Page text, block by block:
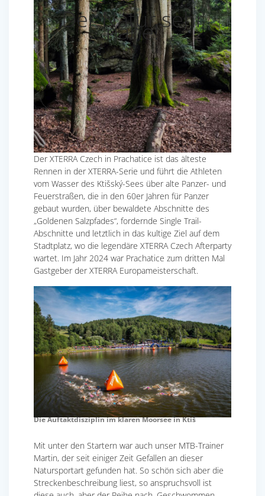
Der Natur sehr
nahe!
Der XTERRA Czech in Prachatice ist das älteste
Rennen in der XTERRA-Serie und führt die Athleten
vom Wasser des Ktišský-Sees über alte Panzer- und
Feuerstraßen, die in den 60er Jahren für Panzer
gebaut wurden, über bewaldete Abschnitte des
„Goldenen Salzpfades“, fordernde Single Trail-
Abschnitte und letztlich in das kultige Ziel auf dem
Stadtplatz, wo die legendäre XTERRA Czech Afterparty
wartet. Im Jahr 2024 war Prachatice zum dritten Mal
Gastgeber der XTERRA Europameisterschaft.
Die Auftaktdisziplin im klaren Moorsee in Ktiš
Mit unter den Startern war auch unser MTB-Trainer
Martin, der seit einiger Zeit Gefallen an dieser
Natursportart gefunden hat. So schön sich aber die
Streckenbeschreibung liest, so anspruchsvoll ist